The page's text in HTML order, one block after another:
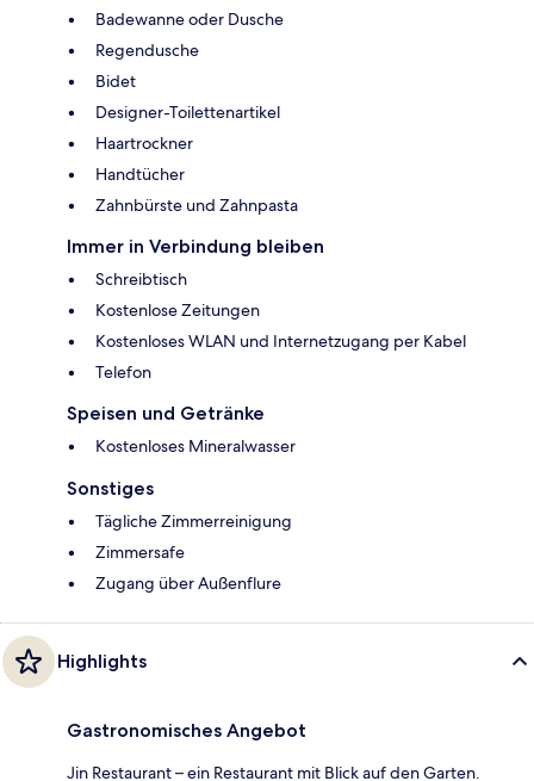
Badewanne oder Dusche
Regendusche
Bidet
Designer-Toilettenartikel
Haartrockner
Handtücher
Zahnbürste und Zahnpasta
Immer in Verbindung bleiben
Schreibtisch
Kostenlose Zeitungen
Kostenloses WLAN und Internetzugang per Kabel
Telefon
Speisen und Getränke
Kostenloses Mineralwasser
Sonstiges
Tägliche Zimmerreinigung
Zimmersafe
Zugang über Außenflure
Highlights
Gastronomisches Angebot
Jin Restaurant – ein Restaurant mit Blick auf den Garten.